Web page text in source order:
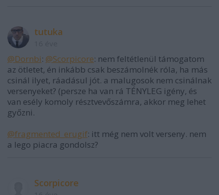
tutuka
@Dornbi: @Scorpicore: nem feltétlenül támogatom
az ötletet, én inkább csak beszámolnék róla, ha más
csinál ilyet, ráadásul jót. a malugosok nem csinálnak
versenyeket? (persze ha van rá TÉNYLEG igény, és
van esély komoly résztvevőszámra, akkor meg lehet
győzni.
@fragmented_erugif: itt még nem volt verseny. nem
a lego piacra gondolsz?
Scorpicore